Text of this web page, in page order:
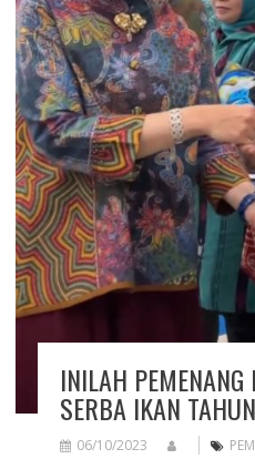
INILAH
SERBA IKAN
06/10/2023